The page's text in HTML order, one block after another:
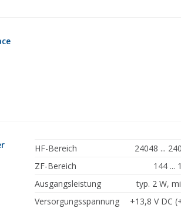
HF-Bereich
24048 ...
ZF-Bereich
144 ...
Ausgangsleistung
typ. 2 W,
Versorgungsspannung
+13,8 V DC